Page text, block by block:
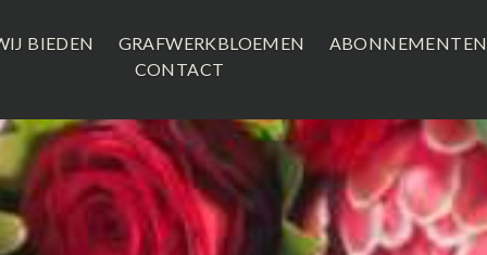
BIEDEN GRAFWERKBLOEMEN ABONNEMENTEN
CONTACT